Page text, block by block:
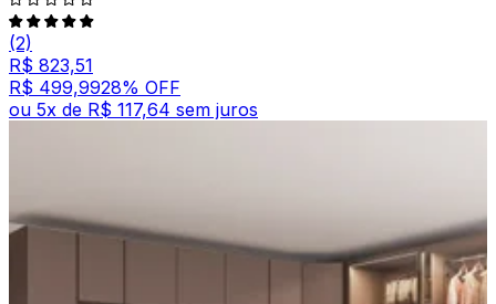
(2)
R$ 823,51
R$ 499,9928% OFF
ou 5x de R$ 117,64 sem juros